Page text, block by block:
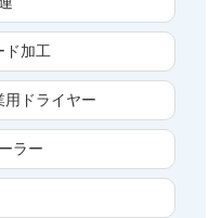
ド加工
用ドライヤー
ラー